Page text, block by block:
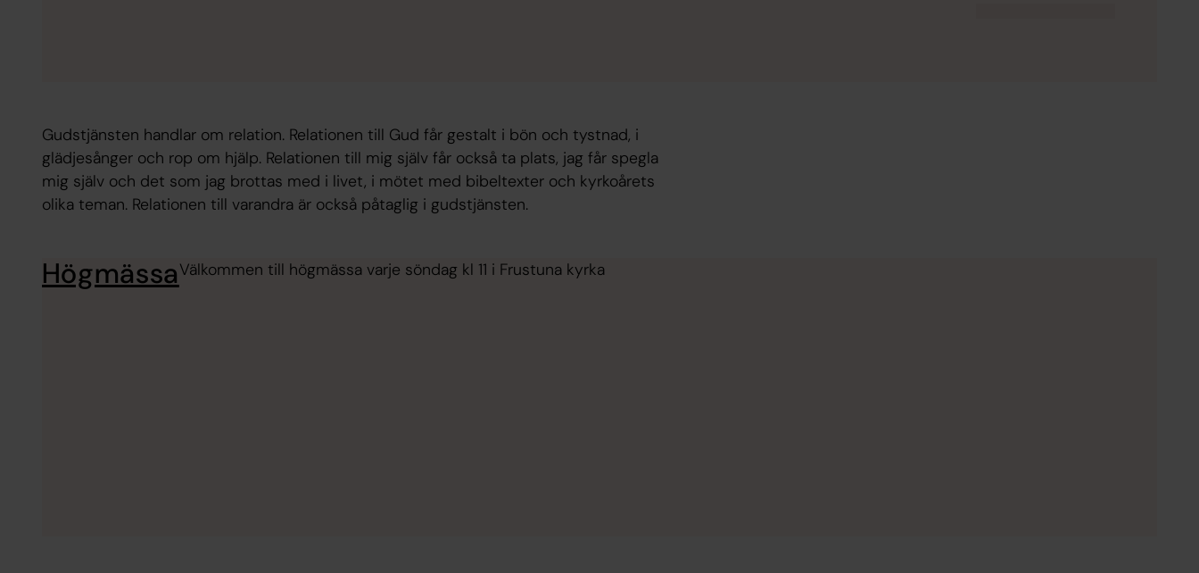
Gudstjänsten handlar om relation. Relationen till Gud får gestalt i bön och tystnad, i
glädjesånger och rop om hjälp. Relationen till mig själv får också ta plats, jag får spegla
mig själv och det som jag brottas med i livet, i mötet med bibeltexter och kyrkoårets
olika teman. Relationen till varandra är också påtaglig i gudstjänsten.
HögmässaVälkommen till högmässa varje söndag kl 11 i Frustuna kyrka